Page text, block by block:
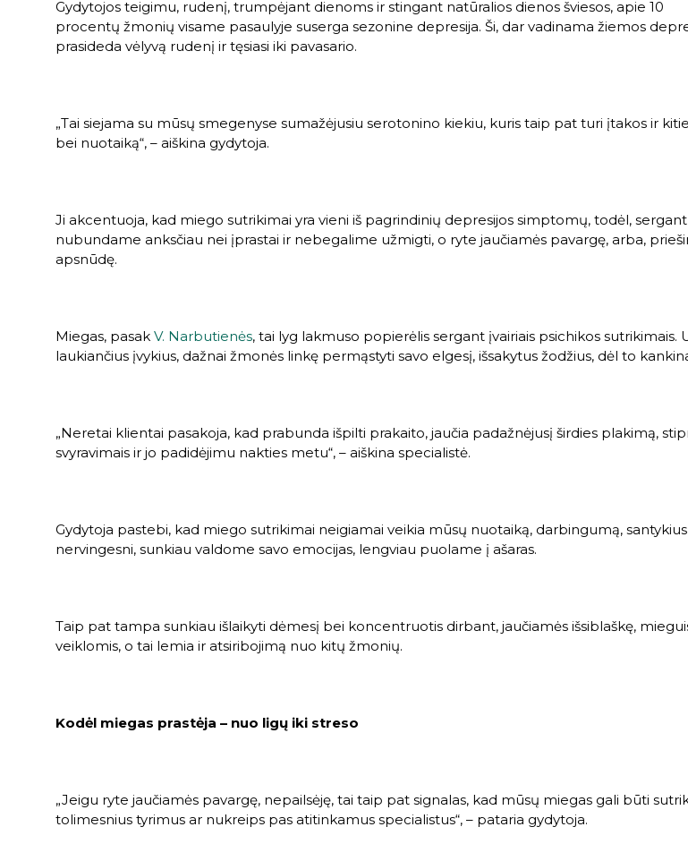
Gydytojos teigimu, rudenį, trumpėjant dienoms ir stingant natūralios dienos šviesos, apie 10
procentų žmonių visame pasaulyje suserga sezonine depresija. Ši, dar vadinama žiemos
prasideda vėlyvą rudenį ir tęsiasi iki pavasario.
„Tai siejama su mūsų smegenyse sumažėjusiu serotonino kiekiu, kuris taip pat turi įtakos ir
bei nuotaiką“, – aiškina gydytoja.
Ji akcentuoja, kad miego sutrikimai yra vieni iš pagrindinių depresijos simptomų, todėl,
nubundame anksčiau nei įprastai ir nebegalime užmigti, o ryte jaučiamės pavargę, arba,
apsnūdę.
Miegas, pasak V. Narbutienės, tai lyg lakmuso popierėlis sergant įvairiais psichikos
laukiančius įvykius, dažnai žmonės linkę permąstyti savo elgesį, išsakytus žodžius, dėl to
„Neretai klientai pasakoja, kad prabunda išpilti prakaito, jaučia padažnėjusį širdies plakimą,
svyravimais ir jo padidėjimu nakties metu“, – aiškina specialistė.
Gydytoja pastebi, kad miego sutrikimai neigiamai veikia mūsų nuotaiką, darbingumą,
nervingesni, sunkiau valdome savo emocijas, lengviau puolame į ašaras.
Taip pat tampa sunkiau išlaikyti dėmesį bei koncentruotis dirbant, jaučiamės išsiblaškę,
veiklomis, o tai lemia ir atsiribojimą nuo kitų žmonių.
Kodėl miegas prastėja – nuo ligų iki streso
„Jeigu ryte jaučiamės pavargę, nepailsėję, tai taip pat signalas, kad mūsų miegas gali būti
tolimesnius tyrimus ar nukreips pas atitinkamus specialistus“, – pataria gydytoja.